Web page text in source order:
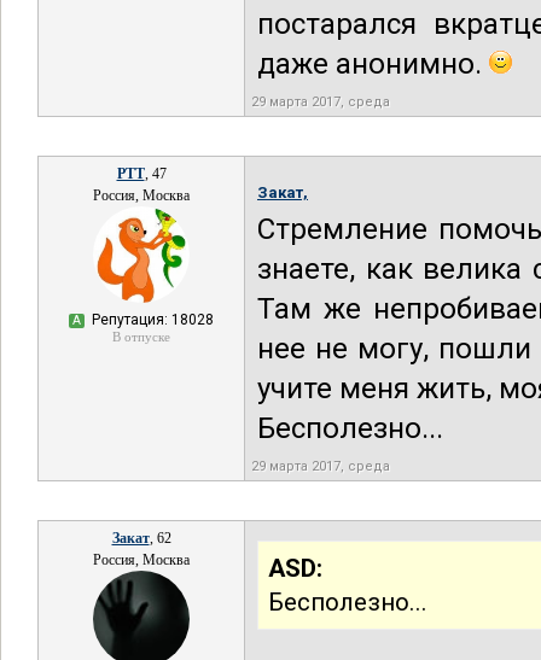
постарался
даже анонимно.
29 марта 2017, среда
РТТ, 47
Россия, Москва
А Репутация: 18028
В отпуске
Закат,
Стремление
знаете, как
Там же
нее не могу,
учите меня жить,
Бесполезно...
29 марта 2017, среда
Закат, 62
Россия, Москва
ASD:
Бесполезно...